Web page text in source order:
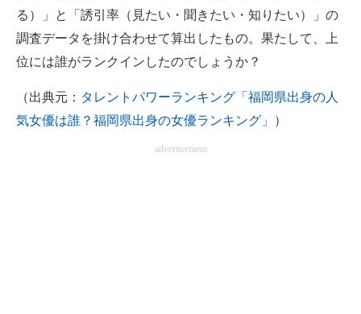
企業ITのトレンドを詳説
経営リーダーのコミュニティ
る）」と「誘引率（見たい・聞きたい・知りたい）」の
調査データを掛け合わせて算出したもの。果たして、上
位には誰がランクインしたのでしょうか？
（出典元： タレントパワーランキング「福岡県出身の人
気女優は誰？福岡県出身の女優ランキング」
）
advertisement